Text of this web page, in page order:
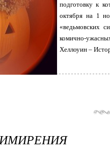
подготовку к
октября на 1
«ведьмовских
комично-
Хеллоуин –